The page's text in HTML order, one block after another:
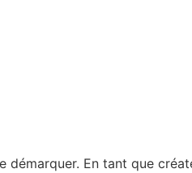
démarquer. En tant que